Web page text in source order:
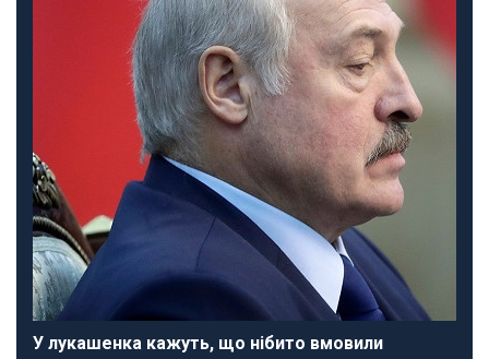
У лукашенка кажуть, що нібито вмовили